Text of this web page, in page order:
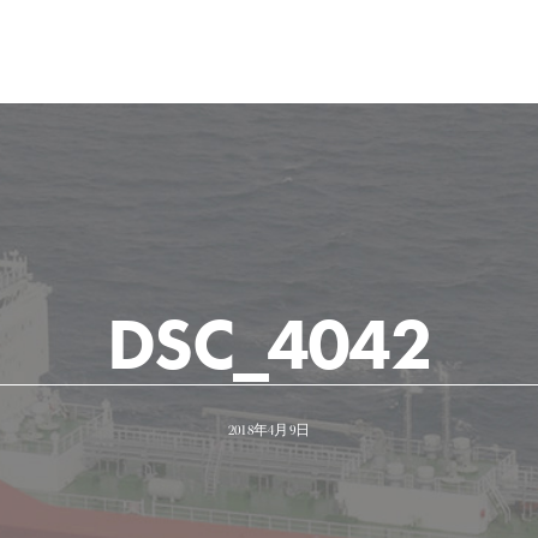
DSC_4042
2018年4月9日